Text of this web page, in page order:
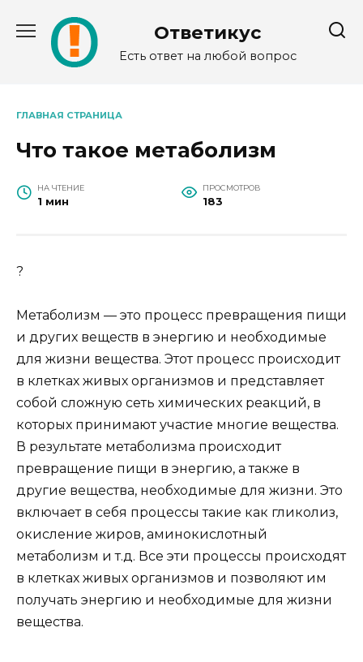
содержанию
Ответикус
Есть ответ на любой вопрос
ГЛАВНАЯ СТРАНИЦА
Что такое метаболизм
НА ЧТЕНИЕ
1 мин
ПРОСМОТРОВ
183
?
Метаболизм — это процесс превращения пищи
и других веществ в энергию и необходимые
для жизни вещества. Этот процесс происходит
в клетках живых организмов и представляет
собой сложную сеть химических реакций, в
которых принимают участие многие вещества.
В результате метаболизма происходит
превращение пищи в энергию, а также в
другие вещества, необходимые для жизни. Это
включает в себя процессы такие как гликолиз,
окисление жиров, аминокислотный
метаболизм и т.д. Все эти процессы происходят
в клетках живых организмов и позволяют им
получать энергию и необходимые для жизни
вещества.